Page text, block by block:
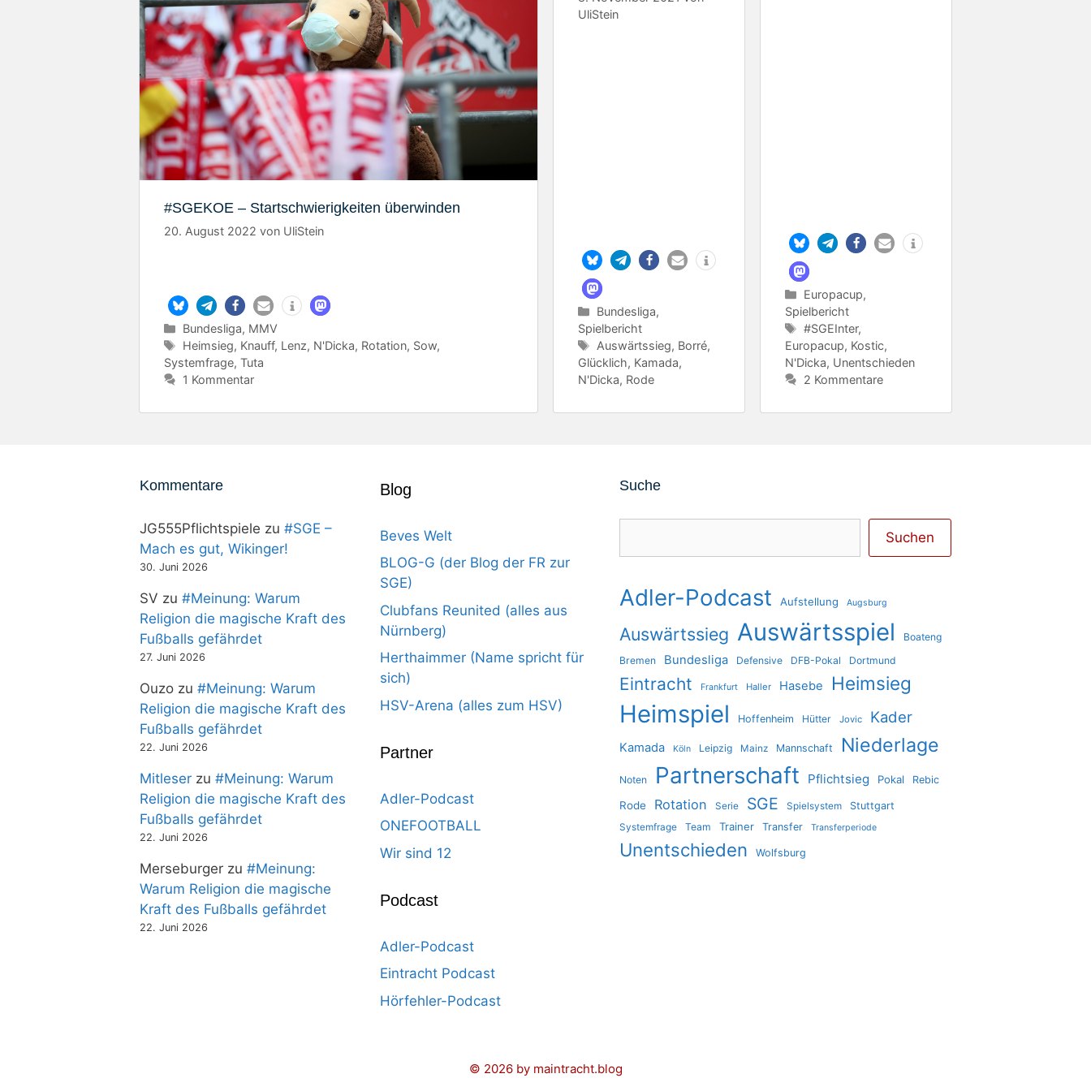
#SGEKOE – Startschwierigkeiten überwinden
20. August 2022 von UliStein
Kategorien
Bundesliga, MMV
Schlagwörter
Heimsieg, Knauff, Lenz, N'Dicka, Rotation, Sow,
Systemfrage, Tuta
1 Kommentar
UliStein
Kategorien
Bundesliga,
Spielbericht
Schlagwörter
Auswärtssieg, Borré,
Glücklich, Kamada,
N'Dicka, Rode
Kategorien
Europacup,
Spielbericht
Schlagwörter
#SGEInter,
Europacup, Kostic,
N'Dicka, Unentschieden
2 Kommentare
Kommentare
JG555Pflichtspiele zu #SGE –
Mach es gut, Wikinger!
30. Juni 2026
SV zu #Meinung: Warum
Religion die magische Kraft des
Fußballs gefährdet
27. Juni 2026
Ouzo zu #Meinung: Warum
Religion die magische Kraft des
Fußballs gefährdet
22. Juni 2026
Mitleser zu #Meinung: Warum
Religion die magische Kraft des
Fußballs gefährdet
22. Juni 2026
Merseburger zu #Meinung:
Warum Religion die magische
Kraft des Fußballs gefährdet
22. Juni 2026
Blog
Beves Welt
BLOG-G (der Blog der FR zur
SGE)
Clubfans Reunited (alles aus
Nürnberg)
Herthaimmer (Name spricht für
sich)
HSV-Arena (alles zum HSV)
Partner
Adler-Podcast
ONEFOOTBALL
Wir sind 12
Podcast
Adler-Podcast
Eintracht Podcast
Hörfehler-Podcast
Suche
Suchen
Adler-Podcast Aufstellung Augsburg
Auswärtssieg Auswärtsspiel
Boateng
Bremen
Bundesliga Defensive DFB-Pokal Dortmund
Eintracht Frankfurt Haller Hasebe Heimsieg
Heimspiel Hoffenheim Hütter Jovic Kader
Kamada Köln Leipzig Mainz Mannschaft Niederlage
Noten Partnerschaft Pflichtsieg Pokal Rebic
Rode Rotation Serie SGE Spielsystem Stuttgart
Systemfrage Team Trainer Transfer Transferperiode
Unentschieden Wolfsburg
© 2026 by maintracht.blog